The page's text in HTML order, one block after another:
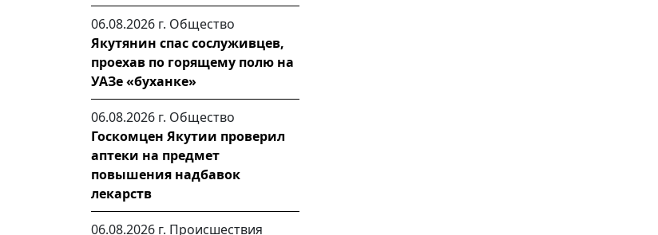
06.08.2026 г. Общество
Якутянин спас сослуживцев,
проехав по горящему полю на
УАЗе «буханке»
06.08.2026 г. Общество
Госкомцен Якутии проверил
аптеки на предмет
повышения надбавок
лекарств
06.08.2026 г. Происшествия